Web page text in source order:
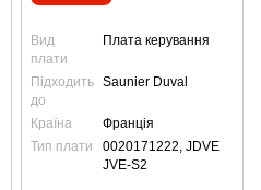
Вид
плати
Плата керування
Підходить
до
Saunier Duval
Країна
Франція
Тип плати
0020171222, JDVE
JVE-S2